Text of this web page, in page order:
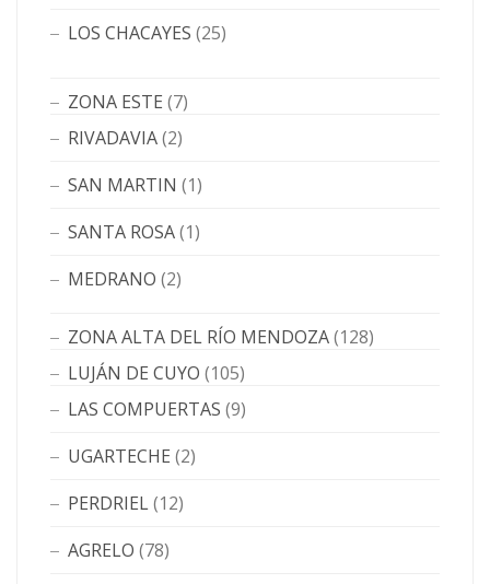
LOS CHACAYES (25)
ZONA ESTE (7)
RIVADAVIA(2)
SAN MARTIN (1)
SANTA ROSA(1)
MEDRANO (2)
ZONA ALTA DEL RÍO MENDOZA(128)
LUJÁN DE CUYO (105)
LAS COMPUERTAS (9)
UGARTECHE (2)
PERDRIEL(12)
AGRELO (78)